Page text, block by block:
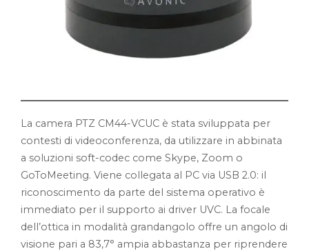
La camera PTZ CM44-VCUC è stata sviluppata per
contesti di videoconferenza, da utilizzare in abbinata
a soluzioni soft-codec come Skype, Zoom o
GoToMeeting. Viene collegata al PC via USB 2.0: il
riconoscimento da parte del sistema operativo è
immediato per il supporto ai driver UVC. La focale
dell’ottica in modalità grandangolo offre un angolo di
visione pari a 83,7° ampia abbastanza per riprendere